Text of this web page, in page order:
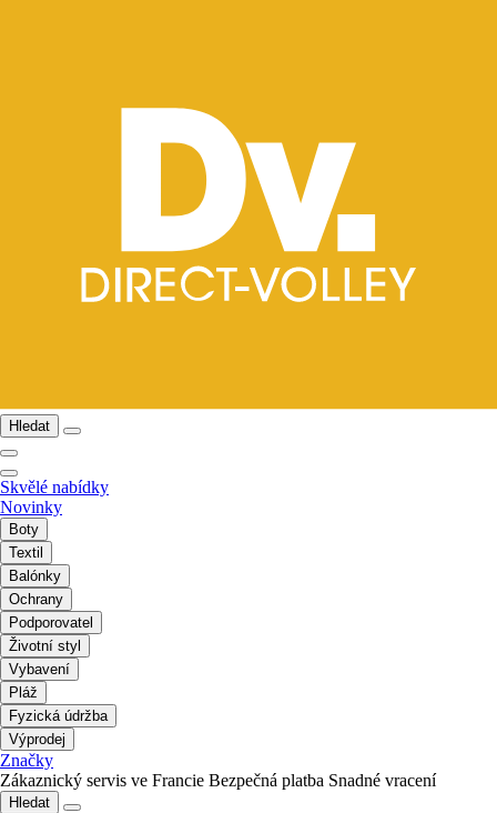
Hledat
Skvělé nabídky
Novinky
Boty
Textil
Balónky
Ochrany
Podporovatel
Životní styl
Vybavení
Pláž
Fyzická údržba
Výprodej
Značky
Zákaznický servis ve Francie Bezpečná platba Snadné vracení
Hledat